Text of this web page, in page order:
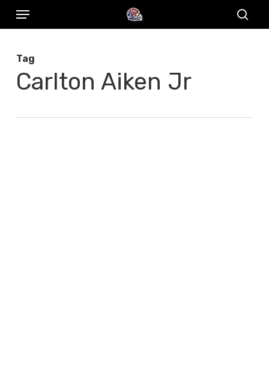
Skip
content
Menu
Tag
Carlton Aiken Jr